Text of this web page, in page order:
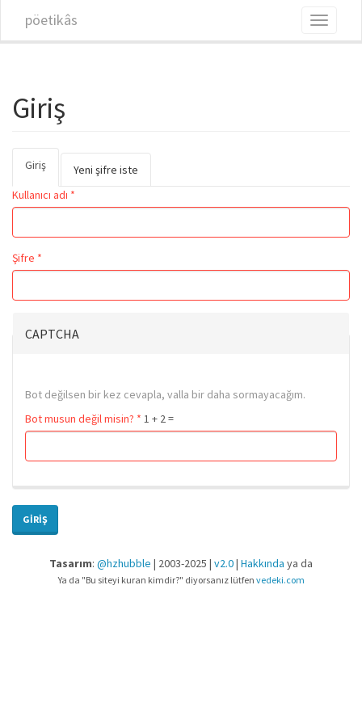
pöetikâs
Toggle
Giriş
Birincil sekmeler
Giriş
Yeni şifre iste
Kullanıcı adı *
Şifre *
CAPTCHA
Bot değilsen bir kez cevapla, valla bir daha sormayacağım.
Bot musun değil misin? * 1 + 2 =
GIRIŞ
Tasarım: @hzhubble | 2003-2025 | v2.0| Hakkında ya da
Ya da "Bu siteyi kuran kimdir?" diyorsanız lütfen vedeki.com